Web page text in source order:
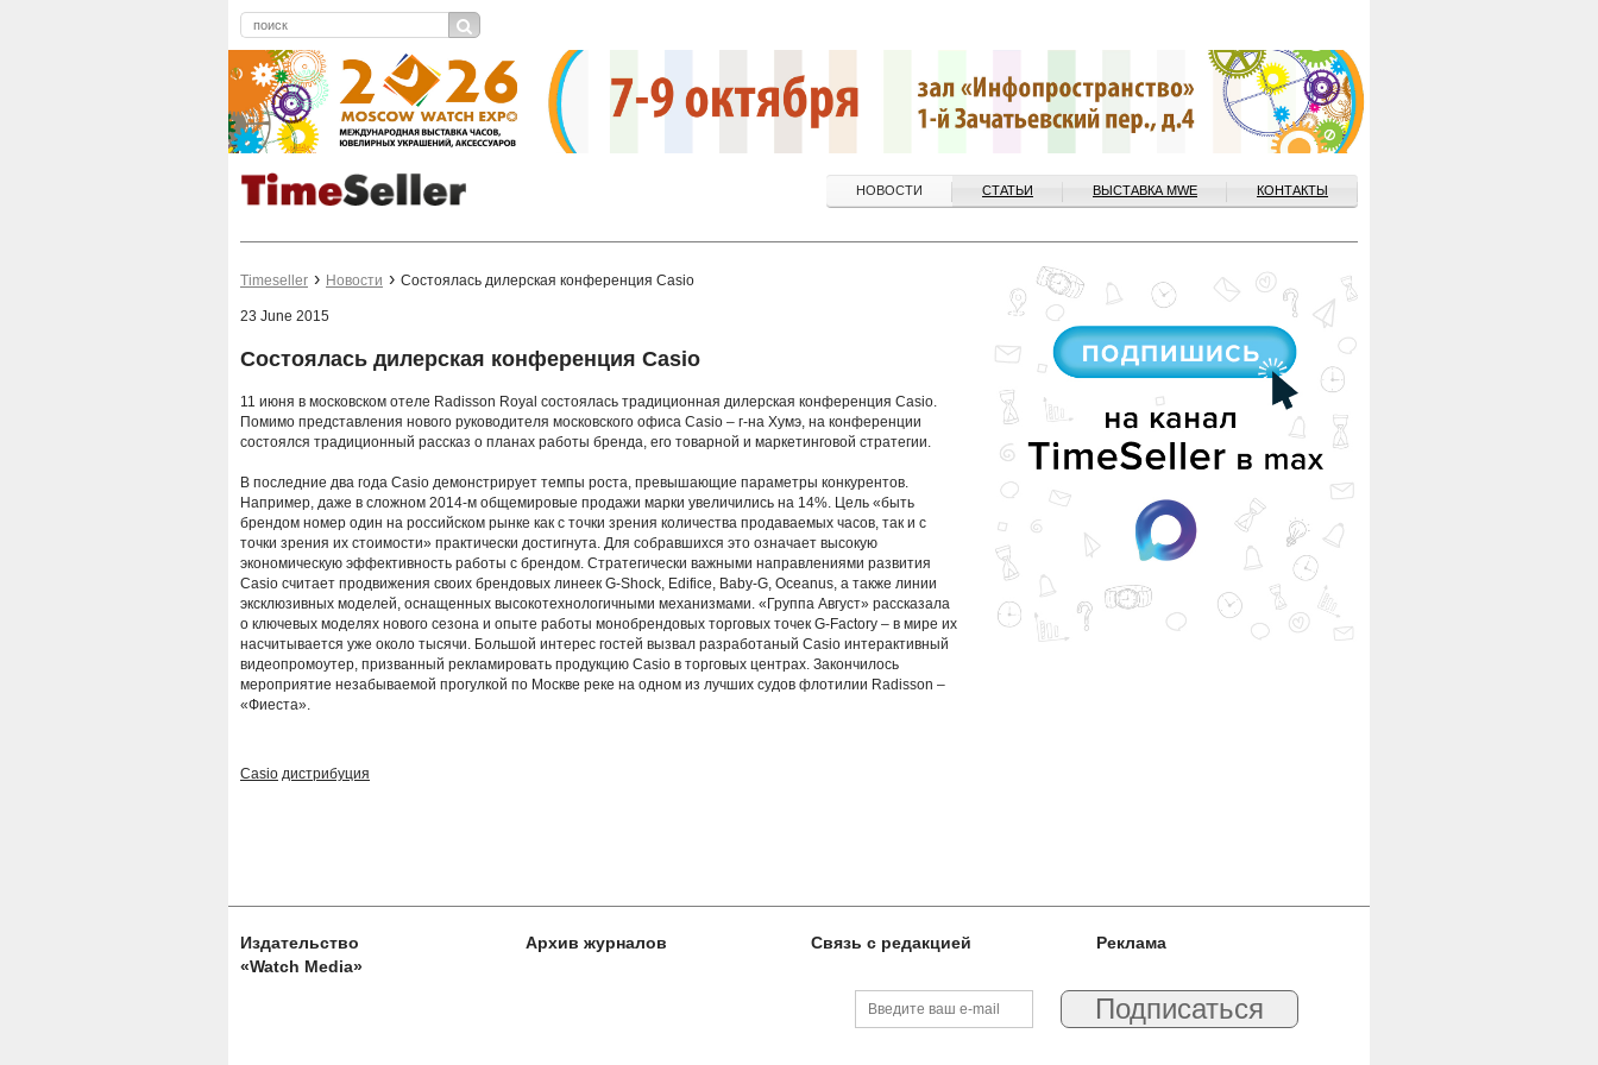
НОВОСТИ СТАТЬИ ВЫСТАВКА MWE КОНТАКТЫ
Timeseller Новости Состоялась дилерская конференция Casio
23 June 2015
Состоялась дилерская конференция Casio
11 июня в московском отеле Radisson Royal состоялась традиционная дилерская конференция Casio.
Помимо представления нового руководителя московского офиса Casio – г-на Хумэ, на конференции
состоялся традиционный рассказ о планах работы бренда, его товарной и маркетинговой стратегии.
В последние два года Сasio демонстрирует темпы роста, превышающие параметры конкурентов.
Например, даже в сложном 2014-м общемировые продажи марки увеличились на 14%. Цель «быть
брендом номер один на российском рынке как с точки зрения количества продаваемых часов, так и с
точки зрения их стоимости» практически достигнута. Для собравшихся это означает высокую
экономическую эффективность работы с брендом. Стратегически важными направлениями развития
Casio считает продвижения своих брендовых линеек G-Shock, Edifice, Baby-G, Oceanus, а также линии
эксклюзивных моделей, оснащенных высокотехнологичными механизмами. «Группа Август» рассказала
о ключевых моделях нового сезона и опыте работы монобрендовых торговых точек G-Factory – в мире их
насчитывается уже около тысячи. Большой интерес гостей вызвал разработаный Casio интерактивный
видеопромоутер, призванный рекламировать продукцию Casio в торговых центрах. Закончилось
мероприятие незабываемой прогулкой по Москве реке на одном из лучших судов флотилии Radisson –
«Фиеста».
Casio дистрибуция
Издательство
«Watch Media»
Архив журналов Связь с редакцией Реклама